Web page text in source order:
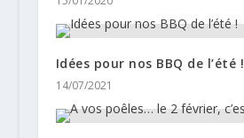
Idées pour nos BBQ de l’été !
14/07/2021